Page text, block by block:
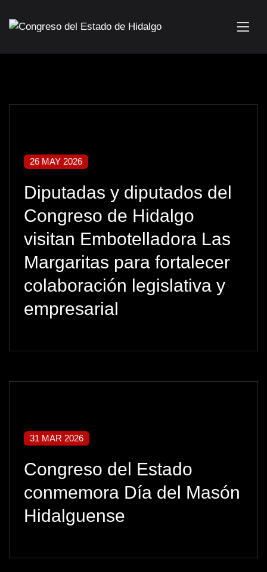
26 MAY 2026
Diputadas y diputados del
Congreso de Hidalgo
visitan Embotelladora Las
Margaritas para fortalecer
colaboración legislativa y
empresarial
31 MAR 2026
Congreso del Estado
conmemora Día del Masón
Hidalguense